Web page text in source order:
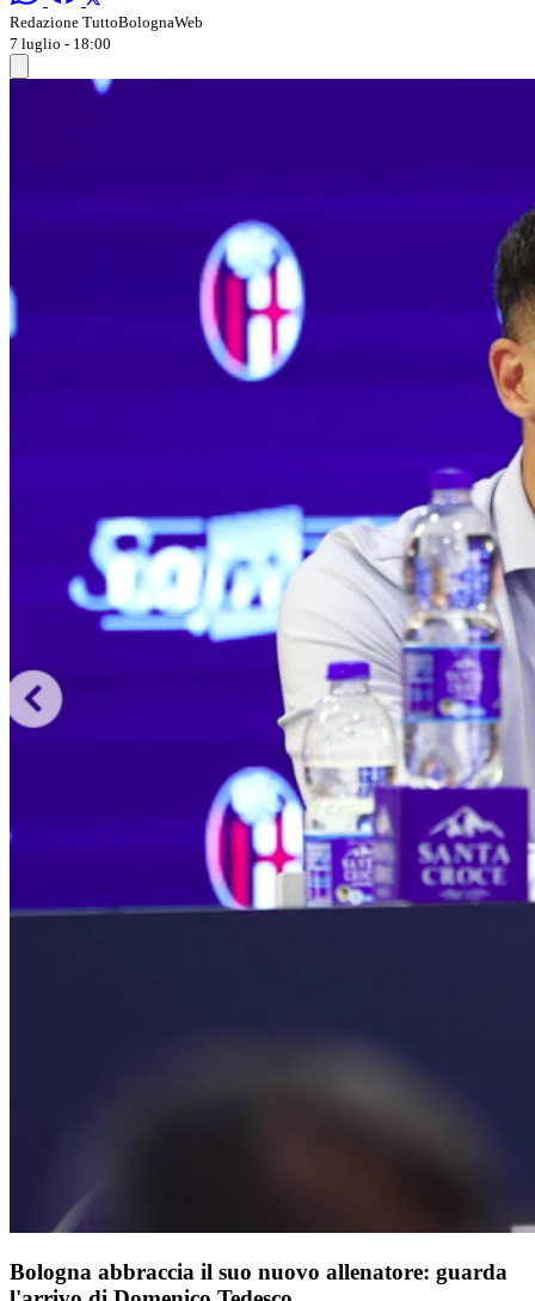
Redazione TuttoBolognaWeb
7 luglio - 18:00
Bologna abbraccia il suo nuovo allenatore: guarda